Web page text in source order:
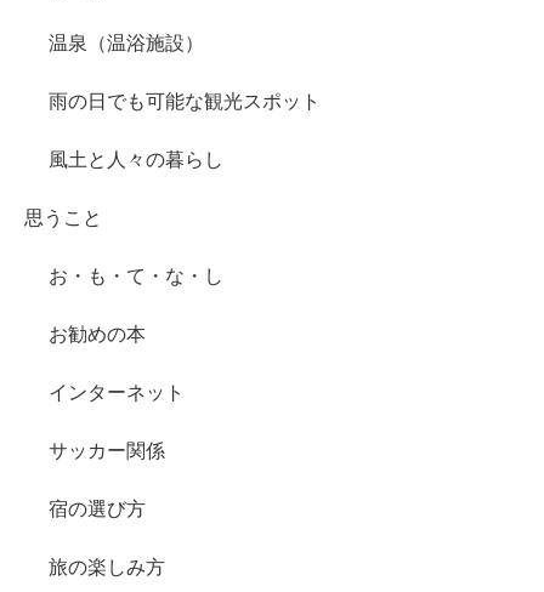
温泉（温浴施設）
雨の日でも可能な観光スポット
風土と人々の暮らし
思うこと
お・も・て・な・し
お勧めの本
インターネット
サッカー関係
宿の選び方
旅の楽しみ方